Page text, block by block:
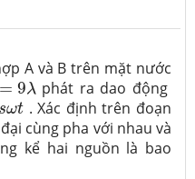
A và B trên mặt nước
= 9λ
9λ
phát ra dao động
ωt
t
. Xác định trên đoạn
cùng pha với nhau và
kể hai nguồn là bao